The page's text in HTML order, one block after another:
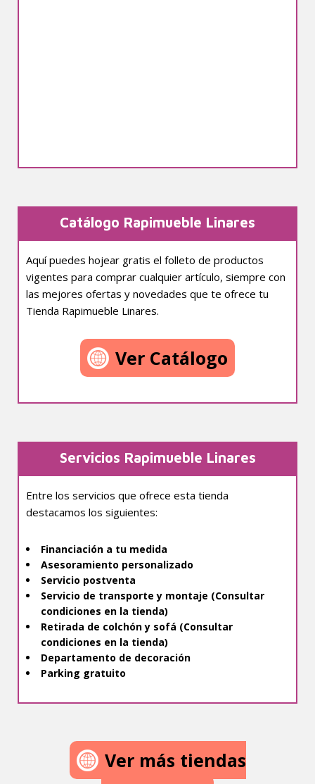
Catálogo Rapimueble Linares
Aquí puedes hojear gratis el folleto de productos
vigentes para comprar cualquier artículo, siempre con
las mejores ofertas y novedades que te ofrece tu
Tienda Rapimueble Linares.
Ver Catálogo
Servicios Rapimueble Linares
Entre los servicios que ofrece esta tienda
destacamos los siguientes:
Financiación a tu medida
Asesoramiento personalizado
Servicio postventa
Servicio de transporte y montaje (Consultar
condiciones en la tienda)
Retirada de colchón y sofá (Consultar
condiciones en la tienda)
Departamento de decoración
Parking gratuito
Ver más tiendas